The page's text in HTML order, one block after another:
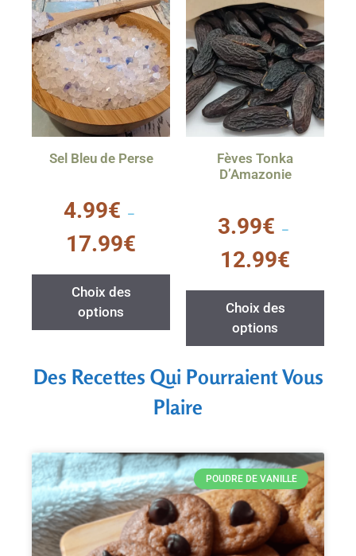
Sel Bleu de Perse
s
u
5
4.99€ –
17.99€
Choix des
options
Fèves Tonka
D’Amazonie
s
u
5
3.99€ –
12.99€
Choix des
options
Des Recettes Qui Pourraient Vous
Plaire
POUDRE DE VANILLE